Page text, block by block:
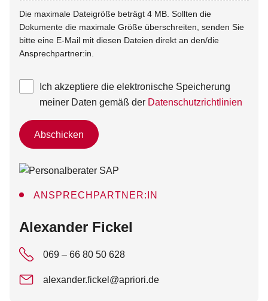
Die maximale Dateigröße beträgt 4 MB. Sollten die
Dokumente die maximale Größe überschreiten, senden Sie
bitte eine E-Mail mit diesen Dateien direkt an den/die
Ansprechpartner:in.
Ich akzeptiere die elektronische Speicherung
meiner Daten gemäß der Datenschutzrichtlinien
Abschicken
ANSPRECHPARTNER:IN
:
Alexander Fickel
069 – 66 80 50 628
alexander.fickel@apriori.de